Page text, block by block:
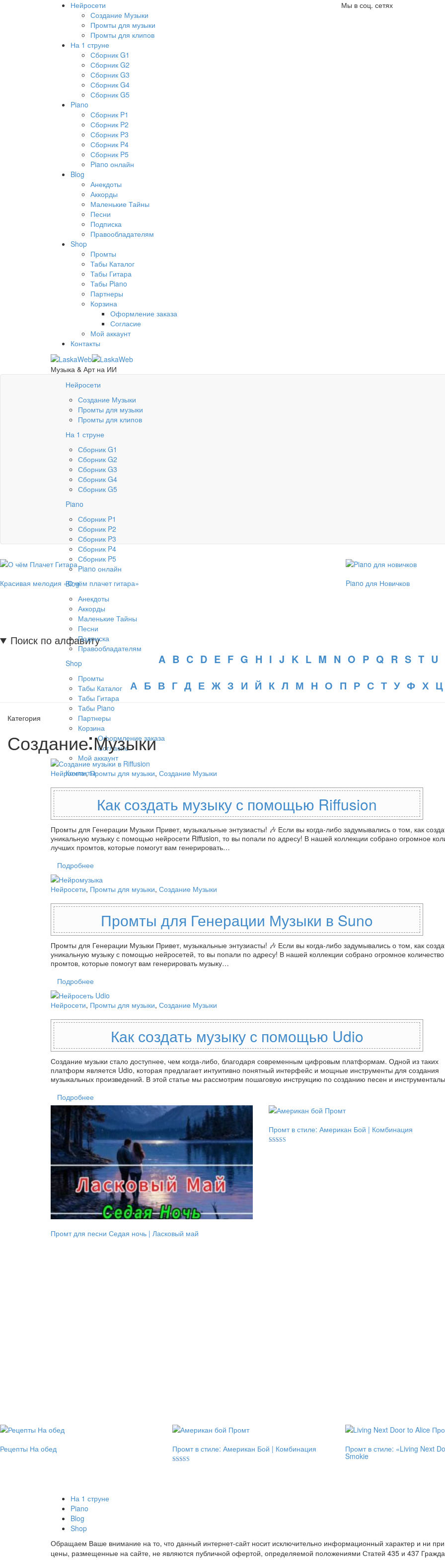
Нейросети
Создание Музыки
Промты для музыки
Промты для клипов
На 1 струне
Сборник G1
Сборник G2
Сборник G3
Сборник G4
Сборник G5
Piano
Сборник P1
Сборник P2
Сборник P3
Сборник P4
Сборник P5
Piano онлайн
Blog
Анекдоты
Аккорды
Маленькие Тайны
Песни
Подписка
Правообладателям
Shop
Промты
Табы Каталог
Табы Гитара
Табы Piano
Партнеры
Корзина
Оформление заказа
Согласие
Мой аккаунт
Контакты
Мы в соц. сетях
Музыка & Арт на ИИ
Нейросети
Создание Музыки
Промты для музыки
Промты для клипов
На 1 струне
Сборник G1
Сборник G2
Сборник G3
Сборник G4
Сборник G5
Piano
Сборник P1
Сборник P2
Сборник P3
Сборник P4
Сборник P5
Piano онлайн
Blog
Анекдоты
Аккорды
Маленькие Тайны
Песни
Подписка
Правообладателям
Shop
Промты
Табы Каталог
Табы Гитара
Табы Piano
Партнеры
Корзина
Оформление заказа
Согласие
Мой аккаунт
Контакты
Красивая мелодия «О чём плачет гитара» Piano для Новичков
Поиск по алфавиту
A B C D E F G H I J K L M N O P Q R S T U
А Б В Г Д Е Ж З И Й К Л М Н О П Р С Т У Ф Х Ц
Категория
Создание Музыки
Нейросети,Промты для музыки, Создание Музыки
Как создать музыку с помощью Riffusion
Промты для Генерации Музыки Привет, музыкальные энтузиасты! 🎶 Если вы когда-либо задумывались о том, как
уникальную музыку с помощью нейросети Riffusion, то вы попали по адресу! В нашей коллекции собрано огромное
лучших промтов, которые помогут вам генерировать…
Подробнее
Нейросети, Промты для музыки, Создание Музыки
Промты для Генерации Музыки в Suno
Промты для Генерации Музыки Привет, музыкальные энтузиасты! 🎶 Если вы когда-либо задумывались о том, как
уникальную музыку с помощью нейросетей, то вы попали по адресу! В нашей коллекции собрано огромное
промтов, которые помогут вам генерировать музыку…
Подробнее
Нейросети, Промты для музыки, Создание Музыки
Как создать музыку с помощью Udio
Создание музыки стало доступнее, чем когда-либо, благодаря современным цифровым платформам. Одной из таких
платформ является Udio, которая предлагает интуитивно понятный интерфейс и мощные инструменты для создания
музыкальных произведений. В этой статье мы рассмотрим пошаговую инструкцию по созданию песен и
Подробнее
Промт для песни Седая ночь | Ласковый май
Промт в стиле: Американ Бой | Комбинация
Рецепты На обед Промт в стиле: Американ Бой | Комбинация Промт в стиле: «Living Next
Smokie
На 1 струне
Piano
Blog
Shop
Обращаем Ваше внимание на то, что данный интернет-сайт носит исключительно информационный характер и ни
цены, размещенные на сайте, не являются публичной офертой, определяемой положениями Статей 435 и 437